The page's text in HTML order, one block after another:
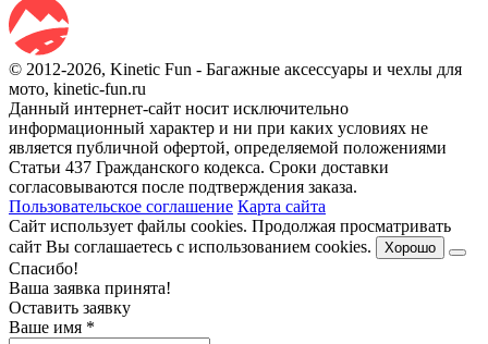
© 2012-2026, Kinetic Fun - Багажные аксессуары и чехлы для
мото, kinetic-fun.ru
Данный интернет-сайт носит исключительно
информационный характер и ни при каких условиях не
является публичной офертой, определяемой положениями
Статьи 437 Гражданского кодекса. Сроки доставки
согласовываются после подтверждения заказа.
Пользовательское соглашение Карта сайта
Сайт использует файлы cookies. Продолжая просматривать
сайт Вы соглашаетесь с использованием cookies.
Хорошо
Спасибо!
Ваша заявка принята!
Оставить заявку
Ваше имя *